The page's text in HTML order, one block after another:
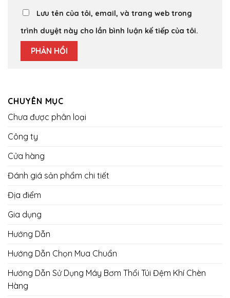
Lưu tên của tôi, email, và trang web trong
trình duyệt này cho lần bình luận kế tiếp của tôi.
CHUYÊN MỤC
Chưa được phân loại
Công ty
Cửa hàng
Đánh giá sản phẩm chi tiết
Địa điểm
Gia dụng
Hướng Dẫn
Hướng Dẫn Chọn Mua Chuẩn
Hướng Dẫn Sử Dụng Máy Bơm Thổi Túi Đệm Khí Chèn
Hàng